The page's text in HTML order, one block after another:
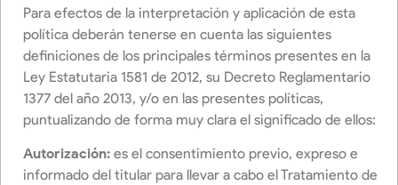
Para efectos de la interpretación y aplicación de esta
política deberán tenerse en cuenta las siguientes
definiciones de los principales términos presentes en la
Ley Estatutaria 1581 de 2012, su Decreto Reglamentario
1377 del año 2013, y/o en las presentes políticas,
puntualizando de forma muy clara el significado de ellos:
Autorización: es el consentimiento previo, expreso e
informado del titular para llevar a cabo el Tratamiento de